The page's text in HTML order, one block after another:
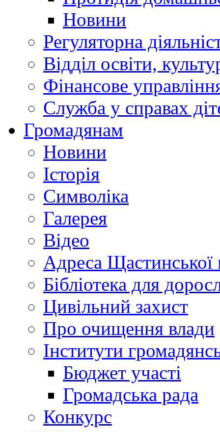
Новини
Регуляторна
Відділ освіти,
Фінансове
Служба у справах
Громадянам
Новини
Історія
Символіка
Галерея
Відео
Адреса Щастинської
Бібліотека для
Цивільний захист
Про очищення влади
Інститути
Бюджет участі
Громадська рада
Конкурс